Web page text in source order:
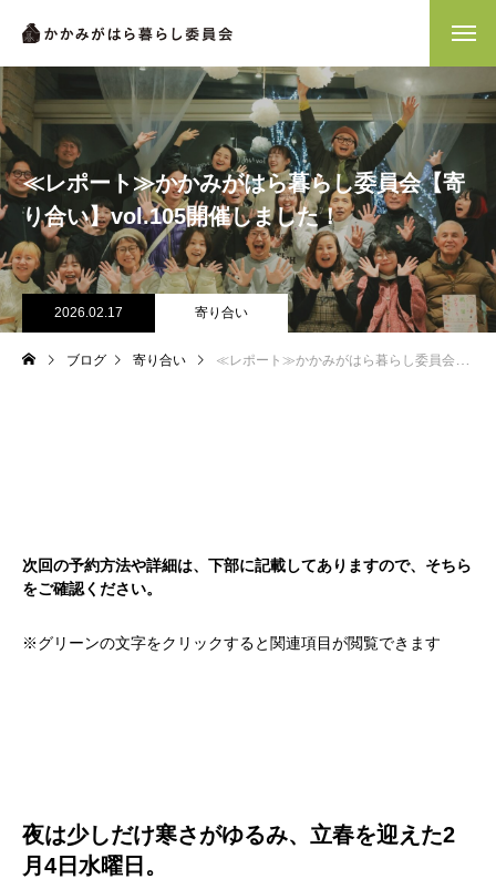
≪レポート≫かかみがはら暮らし委員会【寄
り合い】vol.105開催しました！
2026.02.17 寄り合い
ブログ 寄り合い ≪レポート≫かかみがはら暮らし委員会【寄り合い】vol.105開催しました！
次回の予約方法や詳細は、下部に記載してありますので、そちら
をご確認ください。
※グリーンの文字をクリックすると関連項目が閲覧できます
夜は少しだけ寒さがゆるみ、立春を迎えた2
月4日水曜日。